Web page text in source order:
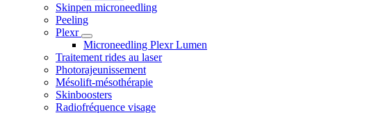
Skinpen microneedling
Peeling
Plexr
Microneedling Plexr Lumen
Traitement rides au laser
Photorajeunissement
Mésolift-mésothérapie
Skinboosters
Radiofréquence visage